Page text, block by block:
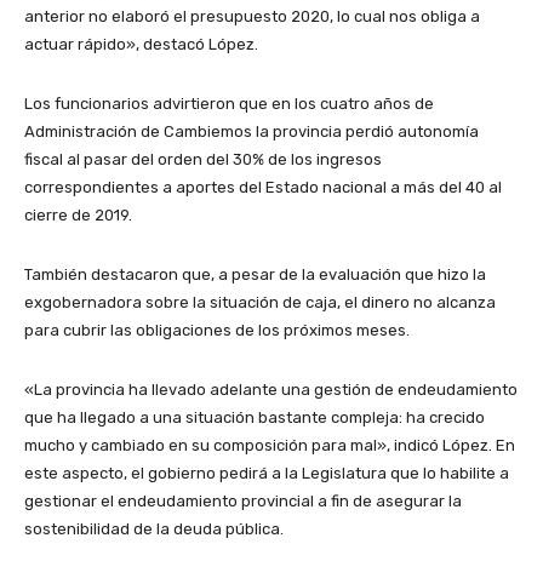
anterior no elaboró el presupuesto 2020, lo cual nos obliga a
actuar rápido», destacó López.
Los funcionarios advirtieron que en los cuatro años de
Administración de Cambiemos la provincia perdió autonomía
fiscal al pasar del orden del 30% de los ingresos
correspondientes a aportes del Estado nacional a más del 40 al
cierre de 2019.
También destacaron que, a pesar de la evaluación que hizo la
exgobernadora sobre la situación de caja, el dinero no alcanza
para cubrir las obligaciones de los próximos meses.
«La provincia ha llevado adelante una gestión de endeudamiento
que ha llegado a una situación bastante compleja: ha crecido
mucho y cambiado en su composición para mal», indicó López. En
este aspecto, el gobierno pedirá a la Legislatura que lo habilite a
gestionar el endeudamiento provincial a fin de asegurar la
sostenibilidad de la deuda pública.